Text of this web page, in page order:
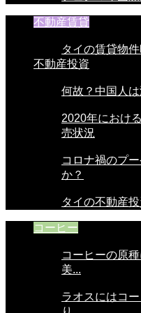
不動産賃貸
タイの賃貸物
不動産投資
何故？中国人
2020年におけ
売状況
コロナ禍のプ
か？
タイの不動産
コーヒー
コーヒーの原
美...
ラオスにはコ